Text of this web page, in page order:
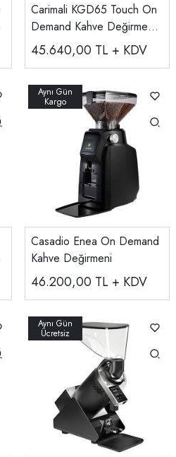
Carimali KGD65 Touch On
Demand Kahve Değirmeni,
Siyah
45.640,00 TL + KDV
Casadio Enea On Demand
Kahve Değirmeni
46.200,00 TL + KDV